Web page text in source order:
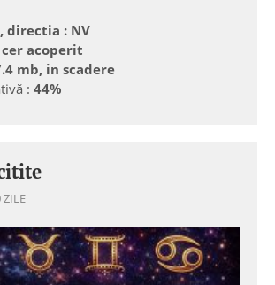
directia : NV
cer acoperit
mb, in scadere
: 44%
ZILE